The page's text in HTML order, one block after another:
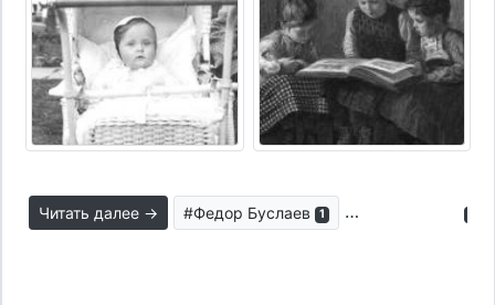
Читать далее → #Федор Буслаев 1 #университет